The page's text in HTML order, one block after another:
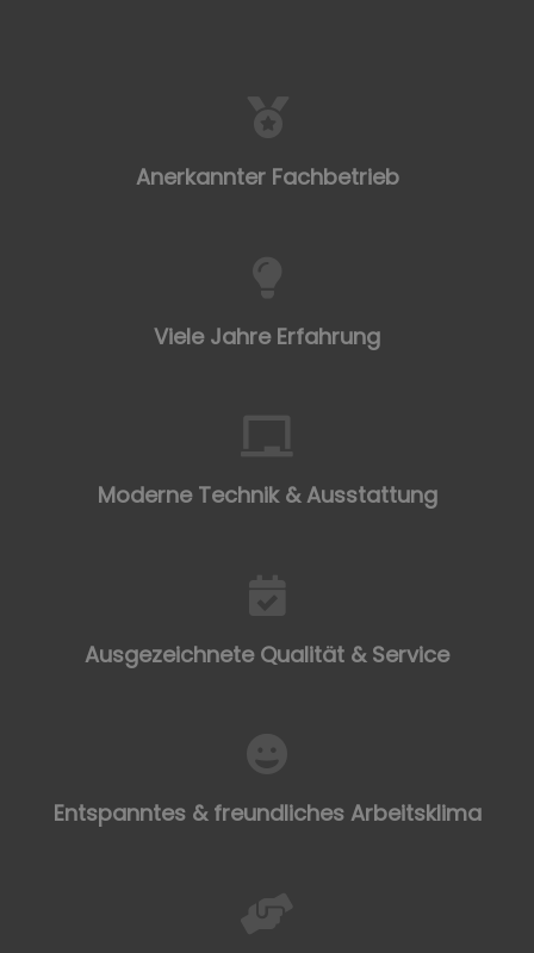
Anerkannter Fachbetrieb
Viele Jahre Erfahrung
Moderne Technik & Ausstattung
Ausgezeichnete Qualität & Service
Entspanntes & freundliches Arbeitsklima